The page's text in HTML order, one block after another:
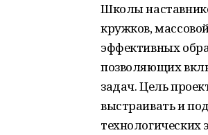
Школы
кружков,
эффективных
позволяющих
задач. Цель
выстраивать и
технологических